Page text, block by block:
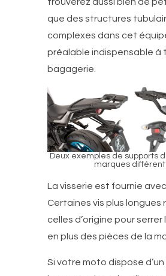
que des structures
complexes dans cet
préalable indispensable à
bagagerie.
Deux exemples de supports
marques
La visserie est fournie
Certaines vis plus longues
celles d’origine pour
en plus des pièces de la
Si votre moto dispose